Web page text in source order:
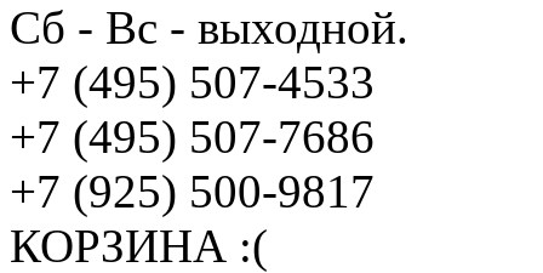
Сб - Вс - выходной.
+7 (495) 507-4533
+7 (495) 507-7686
+7 (925) 500-9817
КОРЗИНА :(